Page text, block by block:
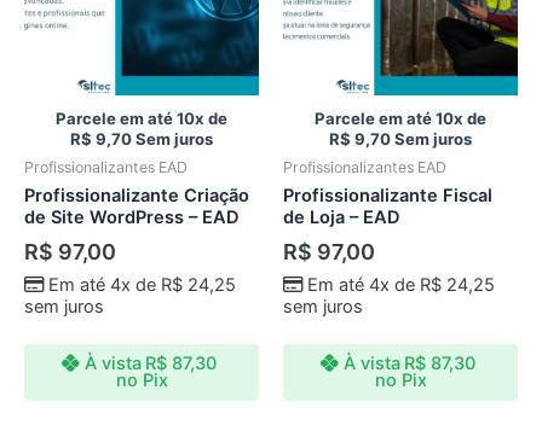
Parcele em até 10x de
R$ 9,70Sem juros
Profissionalizantes EAD
Profissionalizante Criação
de Site WordPress – EAD
R$ 97,00
Em até 4x de R$24,25
sem juros
À vista R$ 87,30
no Pix
Parcele em até 10x de
R$ 9,70Sem juros
Profissionalizantes EAD
Profissionalizante Fiscal
de Loja – EAD
R$ 97,00
Em até 4x de R$24,25
sem juros
À vista R$ 87,30
no Pix